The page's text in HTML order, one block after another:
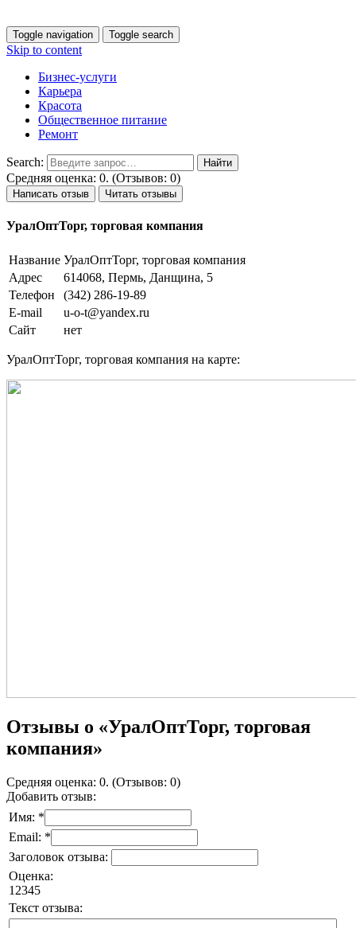
Toggle navigation Toggle search
Skip to content
Бизнес-услуги
Карьера
Красота
Общественное питание
Ремонт
Search:
Средняя оценка: 0. (Отзывов: 0)
Написать отзыв Читать отзывы
УралОптТорг, торговая компания
Название УралОптТорг, торговая компания
Адрес
614068, Пермь, Данщина, 5
Телефон
(342) 286-19-89
E-mail
u-o-t@yandex.ru
Сайт
нет
УралОптТорг, торговая компания на карте:
Отзывы о «УралОптТорг, торговая
компания»
Средняя оценка: 0. (Отзывов: 0)
Добавить отзыв:
Имя: *
Email: *
Заголовок отзыва:
Оценка:
1 2345
Текст отзыва: